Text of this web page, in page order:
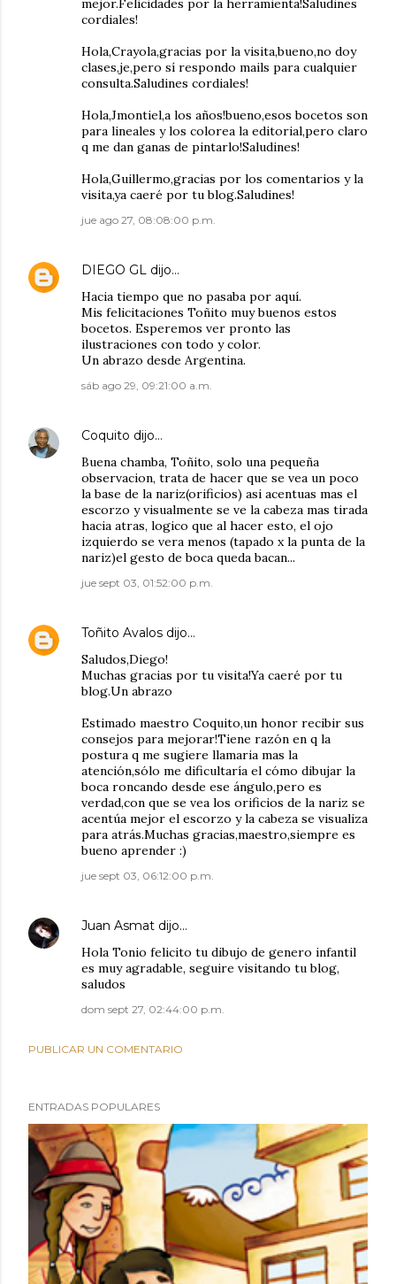
mejor.Felicidades por la herramienta!Saludines
cordiales!
Hola,Crayola,gracias por la visita,bueno,no doy
clases,je,pero sí respondo mails para cualquier
consulta.Saludines cordiales!
Hola,Jmontiel,a los años!bueno,esos bocetos son
para lineales y los colorea la editorial,pero claro
q me dan ganas de pintarlo!Saludines!
Hola,Guillermo,gracias por los comentarios y la
visita,ya caeré por tu blog.Saludines!
jue ago 27, 08:08:00 p.m.
DIEGO GL dijo…
Hacia tiempo que no pasaba por aquí.
Mis felicitaciones Toñito muy buenos estos
bocetos. Esperemos ver pronto las
ilustraciones con todo y color.
Un abrazo desde Argentina.
sáb ago 29, 09:21:00 a.m.
Coquito dijo…
Buena chamba, Toñito, solo una pequeña
observacion, trata de hacer que se vea un poco
la base de la nariz(orificios) asi acentuas mas el
escorzo y visualmente se ve la cabeza mas tirada
hacia atras, logico que al hacer esto, el ojo
izquierdo se vera menos (tapado x la punta de la
nariz)el gesto de boca queda bacan...
jue sept 03, 01:52:00 p.m.
Toñito Avalos dijo…
Saludos,Diego!
Muchas gracias por tu visita!Ya caeré por tu
blog.Un abrazo
Estimado maestro Coquito,un honor recibir sus
consejos para mejorar!Tiene razón en q la
postura q me sugiere llamaria mas la
atención,sólo me dificultaría el cómo dibujar la
boca roncando desde ese ángulo,pero es
verdad,con que se vea los orificios de la nariz se
acentúa mejor el escorzo y la cabeza se visualiza
para atrás.Muchas gracias,maestro,siempre es
bueno aprender :)
jue sept 03, 06:12:00 p.m.
Juan Asmat dijo…
Hola Tonio felicito tu dibujo de genero infantil
es muy agradable, seguire visitando tu blog,
saludos
dom sept 27, 02:44:00 p.m.
PUBLICAR UN COMENTARIO
ENTRADAS POPULARES